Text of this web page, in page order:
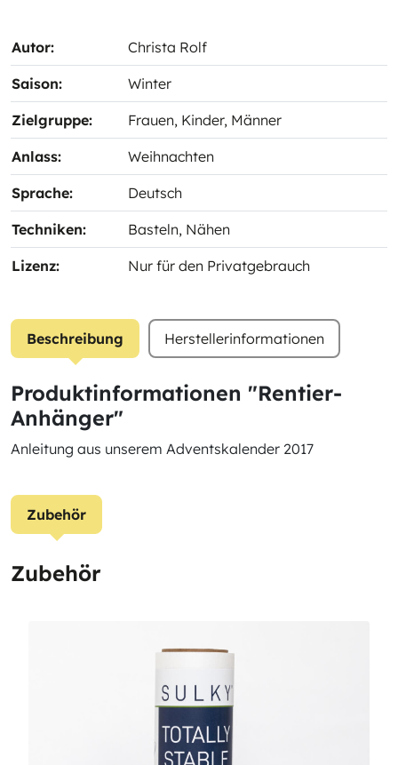
Autor: Christa Rolf
Saison: Winter
Zielgruppe: Frauen, Kinder, Männer
Anlass: Weihnachten
Sprache: Deutsch
Techniken: Basteln, Nähen
Lizenz: Nur für den Privatgebrauch
Beschreibung Herstellerinformationen
Produktinformationen "Rentier-
Anhänger"
Anleitung aus unserem Adventskalender 2017
Zubehör
Zubehör